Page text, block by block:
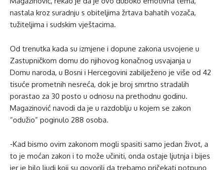
nastala kroz suradnju s obiteljima žrtava bahatih vozača,
tužiteljima i sudskim vještacima.
Od trenutka kada su izmjene i dopune zakona usvojene u
Zastupničkom domu do njihovog konačnog usvajanja u
Domu naroda, u Bosni i Hercegovini zabilježeno je više od 42
tisuće prometnih nesreća, dok je broj smrtno stradalih
porastao za 30 posto u odnosu na prethodnu godinu.
Magazinović navodi da je u razdoblju u kojem se zakon
“odužio” poginulo 288 osoba.
-Kad bismo ovim zakonom mogli spasiti samo jedan život, a
to je moćan zakon i to može učiniti, onda ostaje ljutnja i bijes
jer je bilo ljudi koji su govorili da trebamo pričekati potpuno